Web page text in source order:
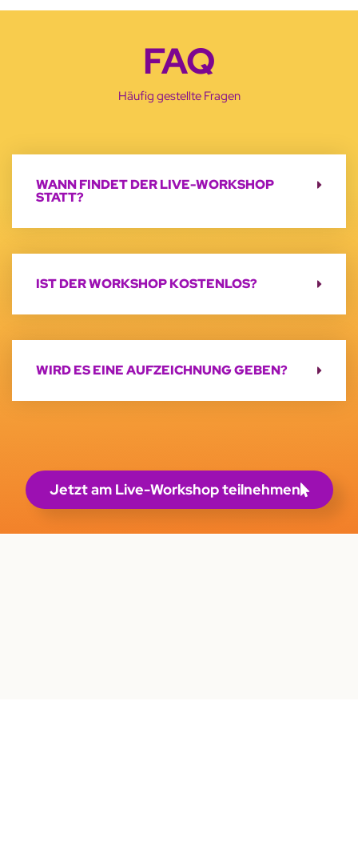
FAQ
Häufig gestellte Fragen
WANN FINDET DER LIVE-WORKSHOP
STATT?
IST DER WORKSHOP KOSTENLOS?
WIRD ES EINE AUFZEICHNUNG GEBEN?
Jetzt am Live-Workshop teilnehmen